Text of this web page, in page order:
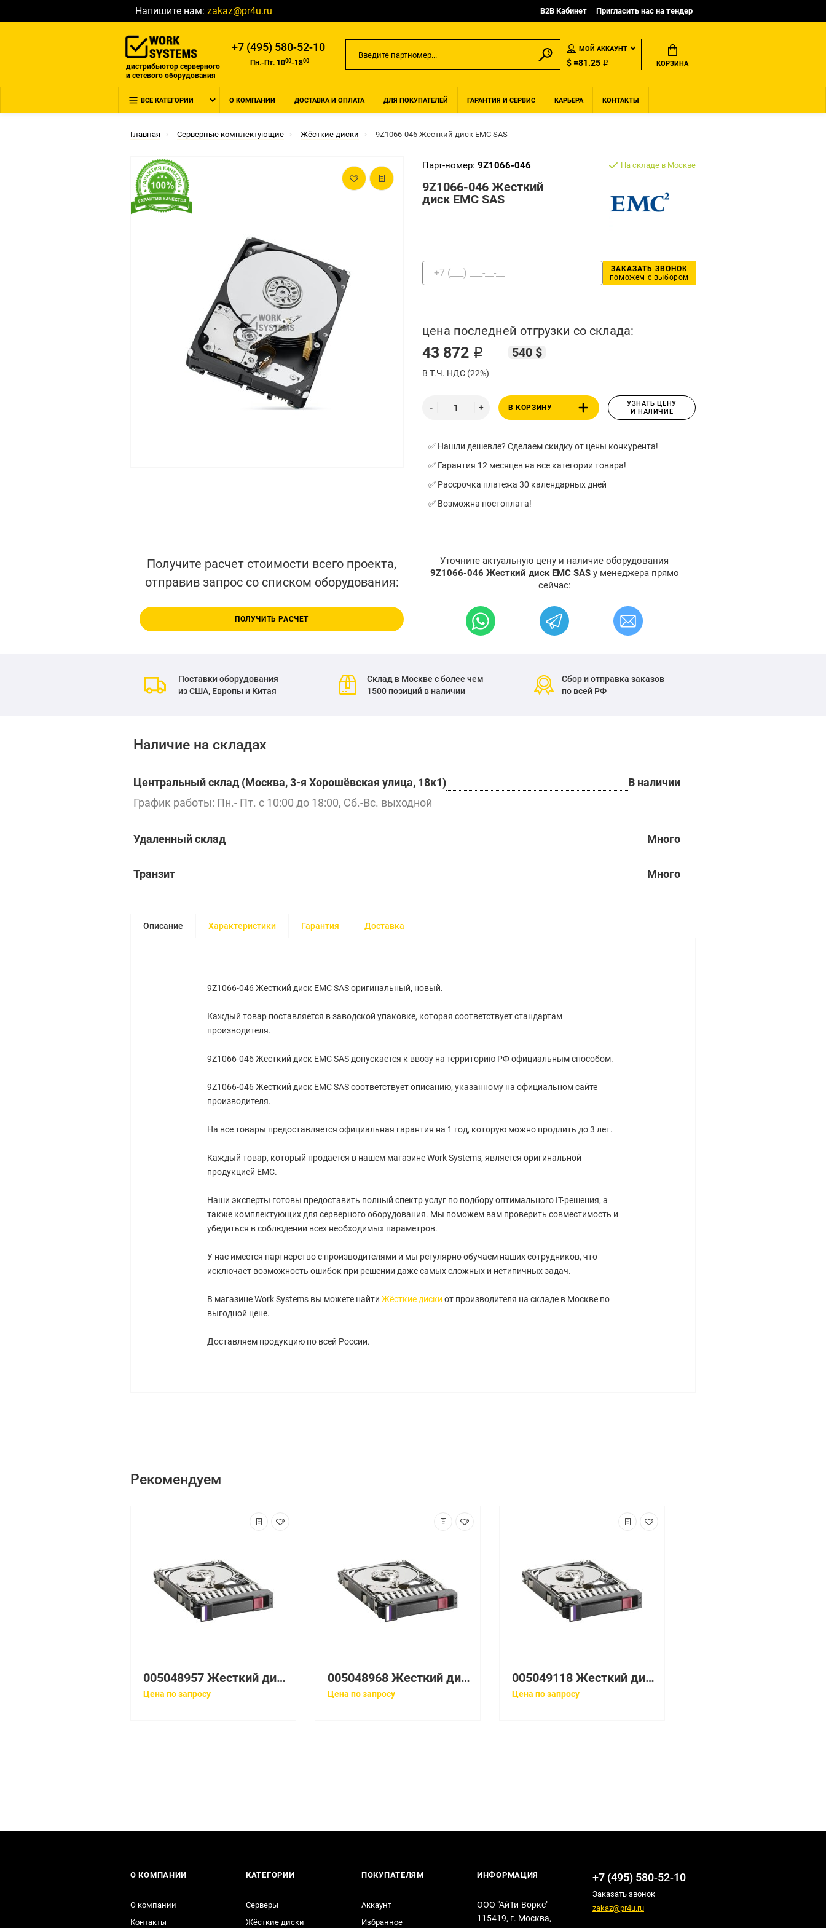
Напишите нам: zakaz@pr4u.ru B2B Кабинет Пригласить нас на тендер
дистрибьютор серверного
и сетевого оборудования
+7 (495) 580-52-10
Пн.-Пт. 1000-1800
МОЙ АККАУНТ
$ =81.25 ₽ КОРЗИНА
ВСЕ КАТЕГОРИИ О КОМПАНИИ ДОСТАВКА И ОПЛАТА ДЛЯ ПОКУПАТЕЛЕЙ ГАРАНТИЯ И СЕРВИС КАРЬЕРА КОНТАКТЫ
Главная Серверные комплектующие Жёсткие диски 9Z1066-046 Жесткий диск EMC SAS
Парт-номер: 9Z1066-046
9Z1066-046 Жесткий
диск EMC SAS
На складе в Москве
ЗАКАЗАТЬ ЗВОНОК
поможем с выбором
цена последней отгрузки со склада:
43 872 ₽ 540 $
В Т.Ч. НДС (22%)
В КОРЗИНУ
УЗНАТЬ ЦЕНУ
И НАЛИЧИЕ
✅ Нашли дешевле? Сделаем скидку от цены конкурента!
✅ Гарантия 12 месяцев на все категории товара!
✅ Рассрочка платежа 30 календарных дней
✅ Возможна постоплата!
Получите расчет стоимости всего проекта,
отправив запрос со списком оборудования:
ПОЛУЧИТЬ РАСЧЕТ
Уточните актуальную цену и наличие оборудования
9Z1066-046 Жесткий диск EMC SAS у менеджера прямо
сейчас:
Поставки оборудования
из США, Европы и Китая
Склад в Москве с более чем
1500 позиций в наличии
Сбор и отправка заказов
по всей РФ
Наличие на складах
Центральный склад (Москва, 3-я Хорошёвская улица, 18к1)
В наличии
График работы: Пн.- Пт. с 10:00 до 18:00, Сб.-Вс. выходной
Удаленный склад Много
Транзит Много
Описание Характеристики Гарантия Доставка
9Z1066-046 Жесткий диск EMC SAS оригинальный, новый.
Каждый товар поставляется в заводской упаковке, которая соответствует стандартам
производителя.
9Z1066-046 Жесткий диск EMC SAS допускается к ввозу на территорию РФ официальным способом.
9Z1066-046 Жесткий диск EMC SAS cоответствует описанию, указанному на официальном сайте
производителя.
На все товары предоставляется официальная гарантия на 1 год, которую можно продлить до 3 лет.
Каждый товар, который продается в нашем магазине Work Systems, является оригинальной
продукцией EMC.
Наши эксперты готовы предоставить полный спектр услуг по подбору оптимального IT-решения, а
также комплектующих для серверного оборудования. Мы поможем вам проверить совместимость и
убедиться в соблюдении всех необходимых параметров.
У нас имеется партнерство с производителями и мы регулярно обучаем наших сотрудников, что
исключает возможность ошибок при решении даже самых сложных и нетипичных задач.
В магазине Work Systems вы можете найти Жёсткие диски от производителя на складе в Москве по
выгодной цене.
Доставляем продукцию по всей России.
Рекомендуем
005048957 Жесткий диск EMC 005048957
Цена по запросу
005048968 Жесткий диск EMC 146GB 15K 3.5'' Fibre Channel
Цена по запросу
005049118 Жесткий диск EMC 600GB 15K 3.5'' Fibre Channel
Цена по запросу
О КОМПАНИИ
О компании
Контакты
КАТЕГОРИИ
Серверы
Жёсткие диски
ПОКУПАТЕЛЯМ
Аккаунт
Избранное
ИНФОРМАЦИЯ
ООО "АйТи-Воркс"
115419, г. Москва,
+7 (495) 580-52-10
Заказать звонок
zakaz@pr4u.ru